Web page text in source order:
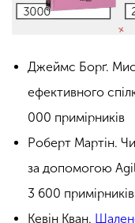
Джеймс Борґ.
ефективного
000 примірників
Роберт Мартін.
за допомогою
3 600 примірників
Кевін Кван.